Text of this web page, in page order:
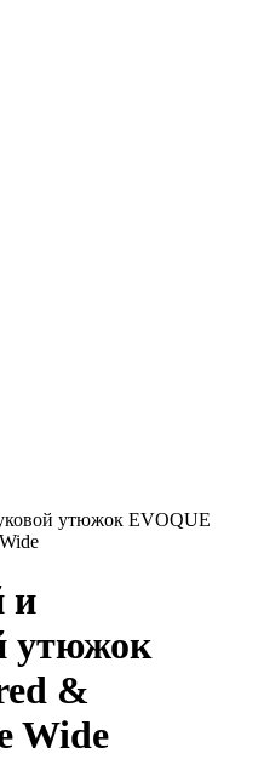
утюжок EVOQUE
и
утюжок
&
Wide